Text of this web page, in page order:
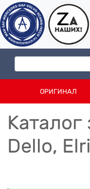
ОРИГИНАЛ
Dello,